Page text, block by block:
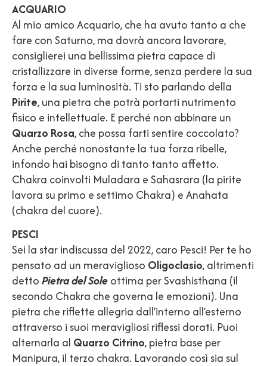
ACQUARIO
Al mio amico Acquario, che ha avuto tanto a che
fare con Saturno, ma dovrà ancora lavorare,
consiglierei una bellissima pietra capace di
cristallizzare in diverse forme, senza perdere la sua
forza e la sua luminosità. Ti sto parlando della
Pirite, una pietra che potrà portarti nutrimento
fisico e intellettuale. E perché non abbinare un
Quarzo Rosa, che possa farti sentire coccolato?
Anche perché nonostante la tua forza ribelle,
infondo hai bisogno di tanto tanto affetto.
Chakra coinvolti Muladara e Sahasrara (la pirite
lavora su primo e settimo Chakra) e Anahata
(chakra del cuore).
PESCI
Sei la star indiscussa del 2022, caro Pesci! Per te ho
pensato ad un meraviglioso Oligoclasio, altrimenti
dettoPietra del Soleottima per Svashisthana (il
secondo Chakra che governa le emozioni). Una
pietra che riflette allegria dall’interno all’esterno
attraverso i suoi meravigliosi riflessi dorati. Puoi
alternarla al Quarzo Citrino, pietra base per
Manipura, il terzo chakra. Lavorando così sia sul